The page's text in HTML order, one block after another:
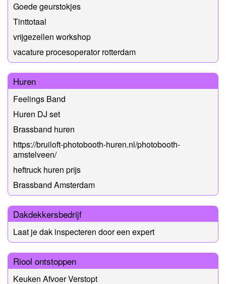
Goede geurstokjes
Tinttotaal
vrijgezellen workshop
vacature procesoperator rotterdam
Huren
Feelings Band
Huren DJ set
Brassband huren
https://bruiloft-photobooth-huren.nl/photobooth-
amstelveen/
heftruck huren prijs
Brassband Amsterdam
Dakdekkersbedrijf
Laat je dak inspecteren door een expert
Riool ontstoppen
Keuken Afvoer Verstopt